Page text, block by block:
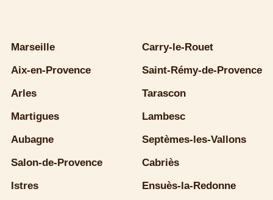
Marseille
Aix-en-Provence
Arles
Martigues
Aubagne
Salon-de-Provence
Istres
Carry-le-Rouet
Saint-Rémy-de-Provence
Tarascon
Lambesc
Septèmes-les-Vallons
Cabriès
Ensuès-la-Redonne